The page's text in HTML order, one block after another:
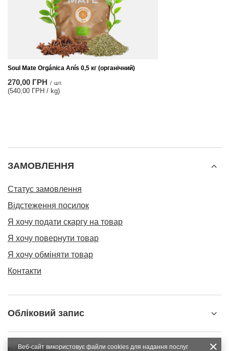
Soul Mate Orgánica Anís 0,5 кг (органічний)
270,00 ГРН / шт.
(540,00 ГРН / kg)
ЗАМОВЛЕННЯ
Статус замовлення
Відстеження посилок
Я хочу подати скаргу на товар
Я хочу повернути товар
Я хочу обміняти товар
Контакти
Обліковий запис
Веб-сайт використовує файли cookies для надання послуг